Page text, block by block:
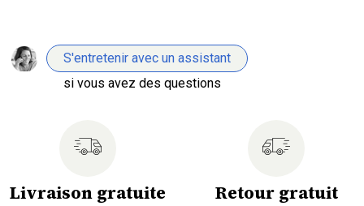
S'entretenir avec un assistant
si vous avez des questions
Livraison gratuite Retour gratuit